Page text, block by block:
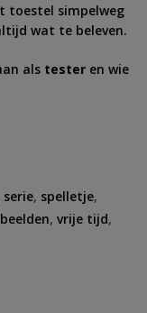
toestel simpelweg
wat te beleven.
als tester en wie
serie, spelletje,
, vrije tijd,